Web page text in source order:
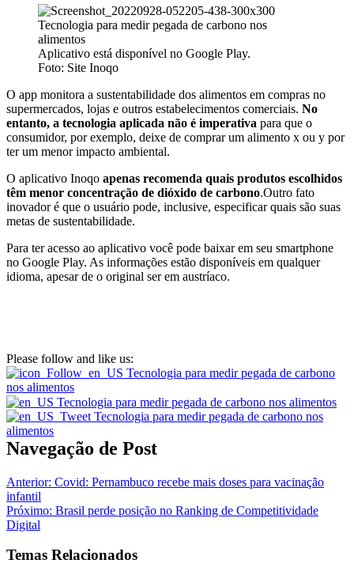
Aplicativo está disponível no Google Play.
Foto: Site Inoqo
O app monitora a sustentabilidade dos alimentos em compras no
supermercados, lojas e outros estabelecimentos comerciais. No
entanto, a tecnologia aplicada não é imperativa para que o
consumidor, por exemplo, deixe de comprar um alimento x ou y por
ter um menor impacto ambiental.
O aplicativo Inoqo apenas recomenda quais produtos escolhidos
têm menor concentração de dióxido de carbono.Outro fato
inovador é que o usuário pode, inclusive, especificar quais são suas
metas de sustentabilidade.
Para ter acesso ao aplicativo você pode baixar em seu smartphone
no Google Play. As informações estão disponíveis em qualquer
idioma, apesar de o original ser em austríaco.
Please follow and like us:
Navegação de Post
Anterior: Covid: Pernambuco recebe mais doses para vacinação
infantil
Próximo: Brasil perde posição no Ranking de Competitividade
Digital
Temas Relacionados